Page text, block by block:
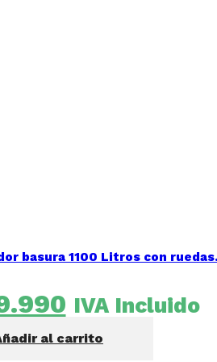
basura 1100 Litros con
El
precio
actual
IVA Incluido
al carrito